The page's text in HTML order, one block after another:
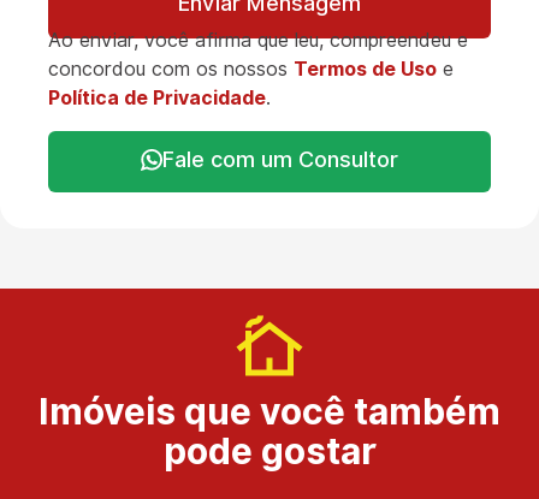
Ao enviar, você afirma que leu, compreendeu e
concordou com os nossos Termos de Uso e
Política de Privacidade.
Fale com um Consultor
Imóveis que você também
pode gostar